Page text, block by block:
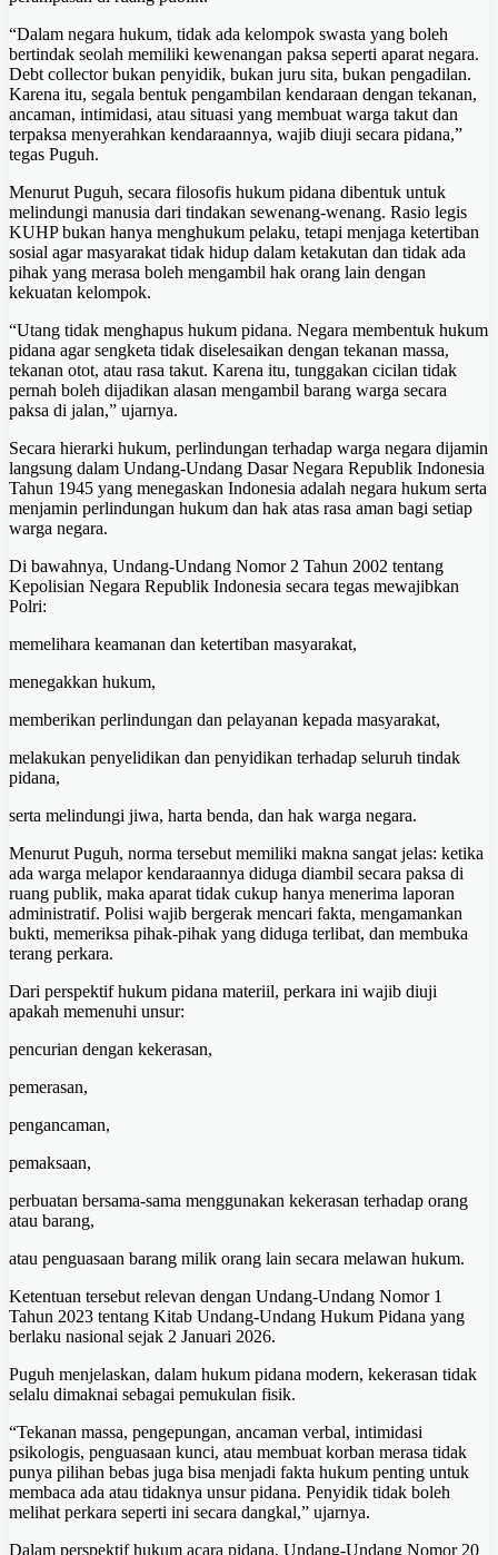
“Dalam negara hukum, tidak ada kelompok swasta yang boleh
bertindak seolah memiliki kewenangan paksa seperti aparat negara.
Debt collector bukan penyidik, bukan juru sita, bukan pengadilan.
Karena itu, segala bentuk pengambilan kendaraan dengan tekanan,
ancaman, intimidasi, atau situasi yang membuat warga takut dan
terpaksa menyerahkan kendaraannya, wajib diuji secara pidana,”
tegas Puguh.
Menurut Puguh, secara filosofis hukum pidana dibentuk untuk
melindungi manusia dari tindakan sewenang-wenang. Rasio legis
KUHP bukan hanya menghukum pelaku, tetapi menjaga ketertiban
sosial agar masyarakat tidak hidup dalam ketakutan dan tidak ada
pihak yang merasa boleh mengambil hak orang lain dengan
kekuatan kelompok.
“Utang tidak menghapus hukum pidana. Negara membentuk hukum
pidana agar sengketa tidak diselesaikan dengan tekanan massa,
tekanan otot, atau rasa takut. Karena itu, tunggakan cicilan tidak
pernah boleh dijadikan alasan mengambil barang warga secara
paksa di jalan,” ujarnya.
Secara hierarki hukum, perlindungan terhadap warga negara dijamin
langsung dalam Undang-Undang Dasar Negara Republik Indonesia
Tahun 1945 yang menegaskan Indonesia adalah negara hukum serta
menjamin perlindungan hukum dan hak atas rasa aman bagi setiap
warga negara.
Di bawahnya, Undang-Undang Nomor 2 Tahun 2002 tentang
Kepolisian Negara Republik Indonesia secara tegas mewajibkan
Polri:
memelihara keamanan dan ketertiban masyarakat,
menegakkan hukum,
memberikan perlindungan dan pelayanan kepada masyarakat,
melakukan penyelidikan dan penyidikan terhadap seluruh tindak
pidana,
serta melindungi jiwa, harta benda, dan hak warga negara.
Menurut Puguh, norma tersebut memiliki makna sangat jelas: ketika
ada warga melapor kendaraannya diduga diambil secara paksa di
ruang publik, maka aparat tidak cukup hanya menerima laporan
administratif. Polisi wajib bergerak mencari fakta, mengamankan
bukti, memeriksa pihak-pihak yang diduga terlibat, dan membuka
terang perkara.
Dari perspektif hukum pidana materiil, perkara ini wajib diuji
apakah memenuhi unsur:
pencurian dengan kekerasan,
pemerasan,
pengancaman,
pemaksaan,
perbuatan bersama-sama menggunakan kekerasan terhadap orang
atau barang,
atau penguasaan barang milik orang lain secara melawan hukum.
Ketentuan tersebut relevan dengan Undang-Undang Nomor 1
Tahun 2023 tentang Kitab Undang-Undang Hukum Pidana yang
berlaku nasional sejak 2 Januari 2026.
Puguh menjelaskan, dalam hukum pidana modern, kekerasan tidak
selalu dimaknai sebagai pemukulan fisik.
“Tekanan massa, pengepungan, ancaman verbal, intimidasi
psikologis, penguasaan kunci, atau membuat korban merasa tidak
punya pilihan bebas juga bisa menjadi fakta hukum penting untuk
membaca ada atau tidaknya unsur pidana. Penyidik tidak boleh
melihat perkara seperti ini secara dangkal,” ujarnya.
Dalam perspektif hukum acara pidana, Undang-Undang Nomor 20